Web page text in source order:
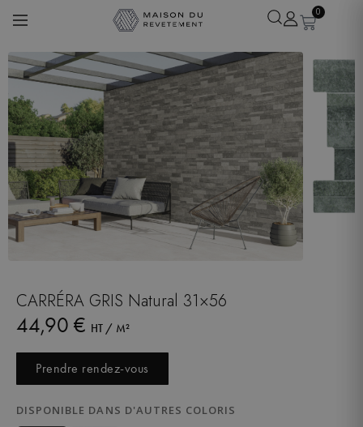
0
CARRÉRA GRIS Natural 31×56
44,90 € HT / M²
Prendre rendez-vous
DISPONIBLE DANS D'AUTRES COLORIS
Léa
En ligne· Experte revêtements